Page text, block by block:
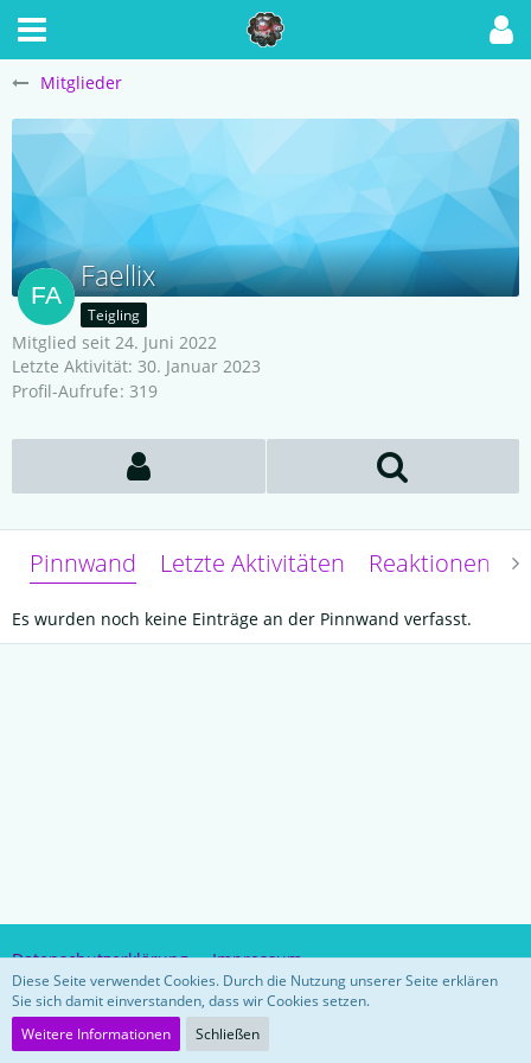
Mitglieder
Faellix
Teigling
Mitglied seit 24. Juni 2022
Letzte Aktivität: 30. Januar 2023
Profil-Aufrufe 319
Pinnwand Letzte Aktivitäten Reaktionen
Es wurden noch keine Einträge an der Pinnwand verfasst.
Datenschutzerklärung Impressum
Community-Software:
Diese Seite verwendet Cookies. Durch die Nutzung unserer Seite erklären
Sie sich damit einverstanden, dass wir Cookies setzen.
Weitere Informationen
Schließen